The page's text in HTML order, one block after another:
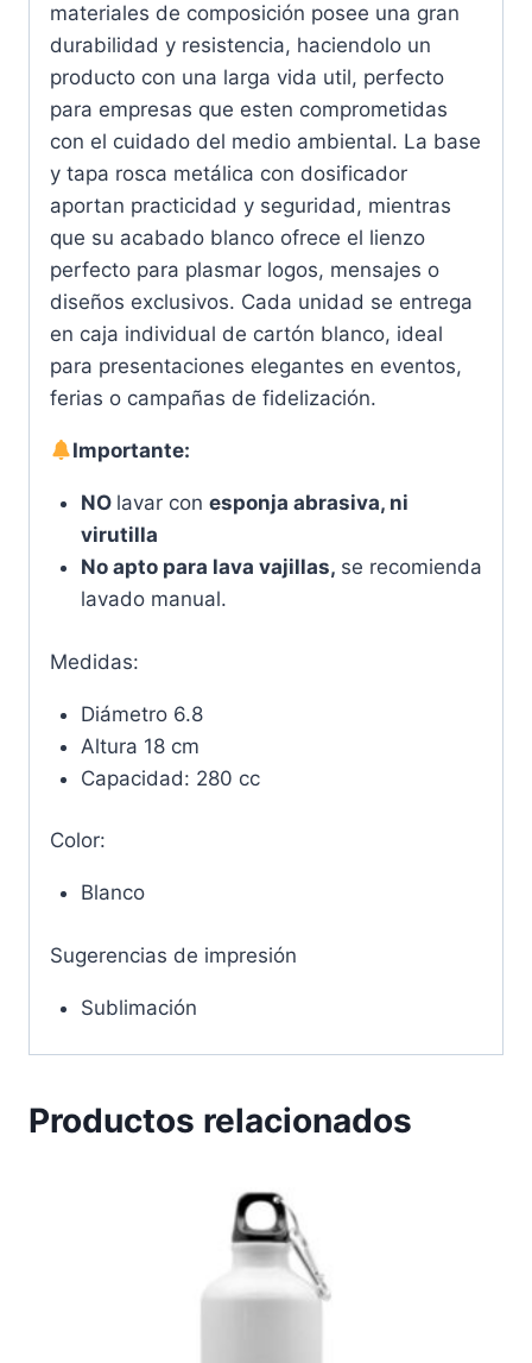
materiales de composición posee una gran
durabilidad y resistencia, haciendolo un
producto con una larga vida util, perfecto
para empresas que esten comprometidas
con el cuidado del medio ambiental. La base
y tapa rosca metálica con dosificador
aportan practicidad y seguridad, mientras
que su acabado blanco ofrece el lienzo
perfecto para plasmar logos, mensajes o
diseños exclusivos. Cada unidad se entrega
en caja individual de cartón blanco, ideal
para presentaciones elegantes en eventos,
ferias o campañas de fidelización.
Importante:
NO lavar con esponja abrasiva, ni
virutilla
No apto para lava vajillas, se recomienda
lavado manual.
Medidas:
Diámetro 6.8
Altura 18 cm
Capacidad: 280 cc
Color:
Blanco
Sugerencias de impresión
Sublimación
Productos relacionados